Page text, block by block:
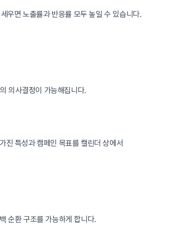
우면 노출률과 반응률 모두 높일 수 있습니다.
의사결정이 가능해집니다.
진 특성과 캠페인 목표를 캘린더 상에서
순환 구조를 가능하게 합니다.